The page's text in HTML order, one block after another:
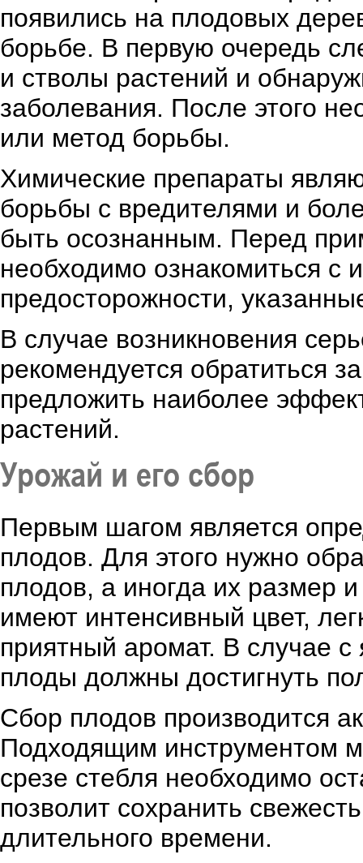
появились на плодовых
борьбе. В первую очередь
и стволы растений и
заболевания. После этого
или метод борьбы.
Химические препараты
борьбы с вредителями и
быть осознанным. Перед
необходимо ознакомиться с
предосторожности,
В случае возникновения
рекомендуется обратиться
предложить наиболее
растений.
Урожай и его сбор
Первым шагом является
плодов. Для этого нужно
плодов, а иногда их размер
имеют интенсивный цвет,
приятный аромат. В случае
плоды должны достигнуть
Сбор плодов производится
Подходящим инструментом
срезе стебля необходимо
позволит сохранить
длительного времени.